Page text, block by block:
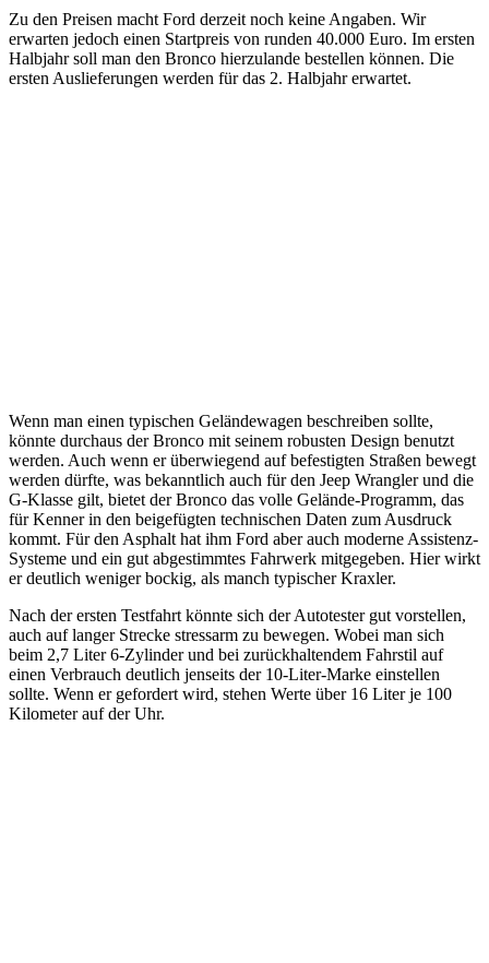
Zu den Preisen macht Ford derzeit noch keine Angaben. Wir
erwarten jedoch einen Startpreis von runden 40.000 Euro. Im ersten
Halbjahr soll man den Bronco hierzulande bestellen können. Die
ersten Auslieferungen werden für das 2. Halbjahr erwartet.
Wenn man einen typischen Geländewagen beschreiben sollte,
könnte durchaus der Bronco mit seinem robusten Design benutzt
werden. Auch wenn er überwiegend auf befestigten Straßen bewegt
werden dürfte, was bekanntlich auch für den Jeep Wrangler und die
G-Klasse gilt, bietet der Bronco das volle Gelände-Programm, das
für Kenner in den beigefügten technischen Daten zum Ausdruck
kommt. Für den Asphalt hat ihm Ford aber auch moderne Assistenz-
Systeme und ein gut abgestimmtes Fahrwerk mitgegeben. Hier wirkt
er deutlich weniger bockig, als manch typischer Kraxler.
Nach der ersten Testfahrt könnte sich der Autotester gut vorstellen,
auch auf langer Strecke stressarm zu bewegen. Wobei man sich
beim 2,7 Liter 6-Zylinder und bei zurückhaltendem Fahrstil auf
einen Verbrauch deutlich jenseits der 10-Liter-Marke einstellen
sollte. Wenn er gefordert wird, stehen Werte über 16 Liter je 100
Kilometer auf der Uhr.